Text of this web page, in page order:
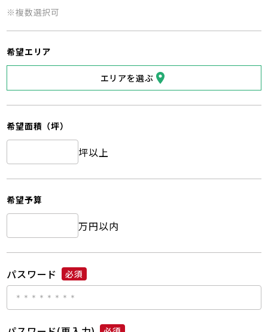
※複数選択可
希望エリア
エリアを選ぶ
希望面積（坪）
坪以上
希望予算
万円以内
パスワード 必須